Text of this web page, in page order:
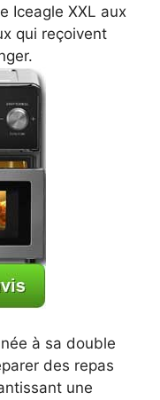
Iceagle XXL aux
qui reçoivent
à sa double
des repas
une